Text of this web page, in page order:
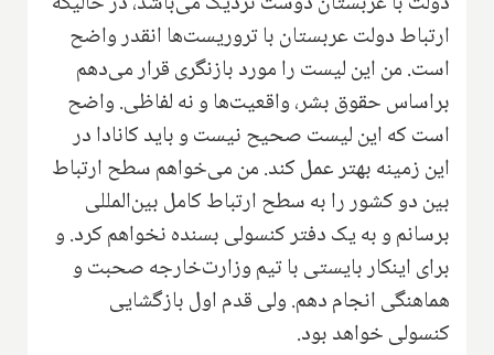
ارتباط دولت عربستان با تروریست‌ها انقدر واضح
است. من این لیست را مورد بازنگری قرار می‌دهم
براساس حقوق بشر، واقعیت‌ها و نه لفاظی. واضح
است که این لیست صحیح نیست و باید کانادا در
این زمینه بهتر عمل کند. من می‌خواهم سطح ارتباط
بین دو کشور را به سطح ارتباط کامل بین‌المللی
برسانم و به یک دفتر کنسولی بسنده نخواهم کرد. و
برای اینکار بایستی با تیم وزارت‌خارجه صحبت و
هماهنگی انجام دهم. ولی قدم اول بازگشایی
کنسولی خواهد بود.